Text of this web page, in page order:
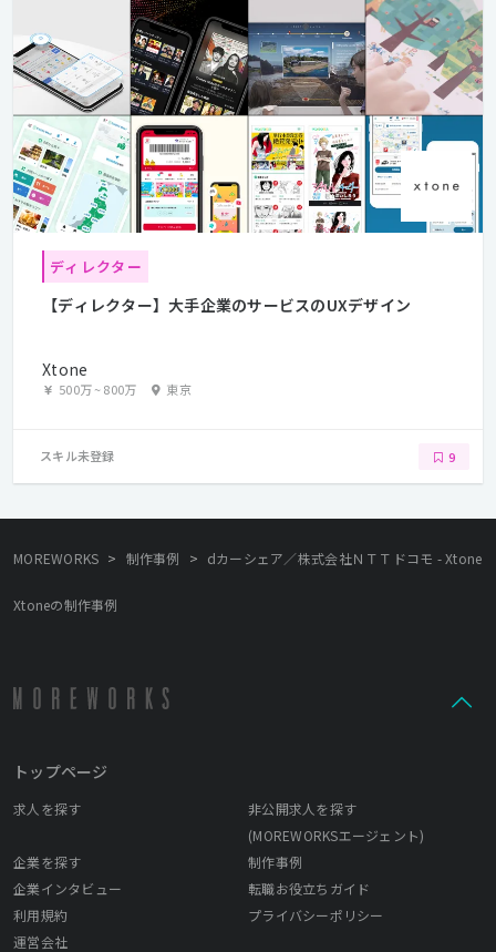
ディレクター
【ディレクター】大手企業のサービスのUXデザイン
Xtone
500万~800万 東京
スキル未登録 9
MOREWORKS > 制作事例 > dカーシェア／株式会社ＮＴＴドコモ - Xtone
Xtoneの制作事例
トップページ
求人を探す
非公開求人を探す
(MOREWORKSエージェント)
企業を探す
制作事例
企業インタビュー
転職お役立ちガイド
利用規約
プライバシーポリシー
運営会社